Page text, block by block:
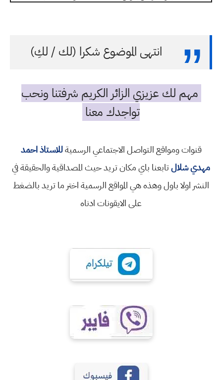
انتهى الموضوع شكرا (لك / لكِ)
مهم لك عزيزي الزائر الكريم شرفتنا ونحب
تواجدك معنا
قنوات ومواقع التواصل الاجتماعي الرسميةللاستاذ احمد
مهدي شلالتابعنا باي مكان تريد حيث المصداقية والحقيقة في
النشر اولا باول وهذه هي المواقع الرسمية اختر ما تريد بالضغط
على الايقونات ادناه